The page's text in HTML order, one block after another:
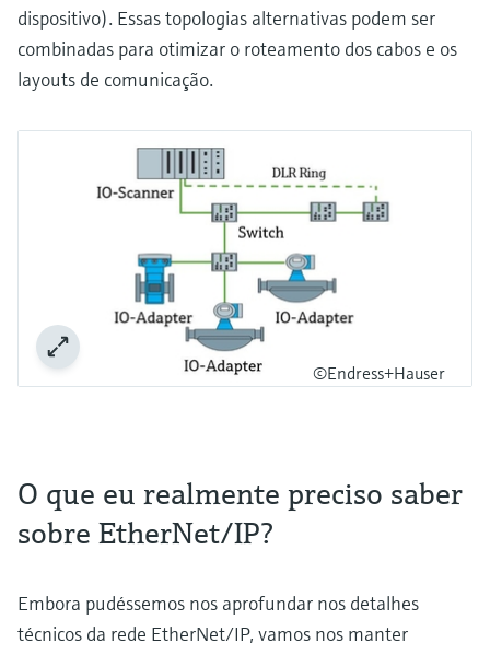
dispositivo). Essas topologias alternativas podem ser
combinadas para otimizar o roteamento dos cabos e os
layouts de comunicação.
©Endress+Hauser
O que eu realmente preciso saber
sobre EtherNet/IP?
Embora pudéssemos nos aprofundar nos detalhes
técnicos da rede EtherNet/IP, vamos nos manter